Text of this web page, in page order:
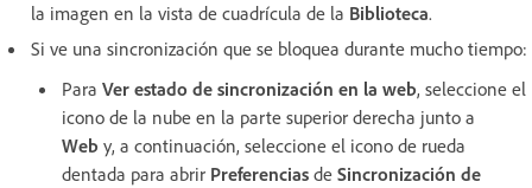
la imagen en la vista de cuadrícula de la Biblioteca.
Si ve una sincronización que se bloquea durante mucho tiempo:
Para Ver estado de sincronización en la web, seleccione el
icono de la nube en la parte superior derecha junto a
Web y, a continuación, seleccione el icono de rueda
dentada para abrir Preferencias de Sincronización de